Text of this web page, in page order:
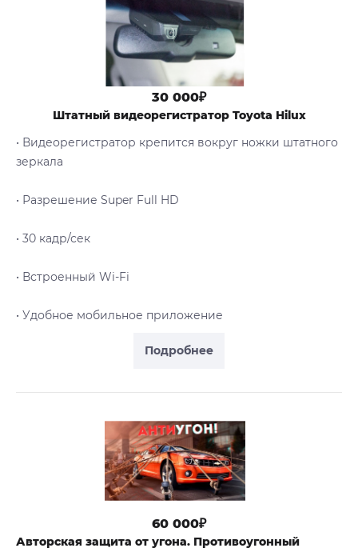
Подробнее
30 000₽
Штатный видеорегистратор Toyota Hilux
• Видеорегистратор крепится вокруг ножки штатного
зеркала
• Разрешение Super Full HD
• 30 кадр/сек
• Встроенный Wi-Fi
• Удобное мобильное приложение
60 000₽
Авторская защита от угона. Противоугонный